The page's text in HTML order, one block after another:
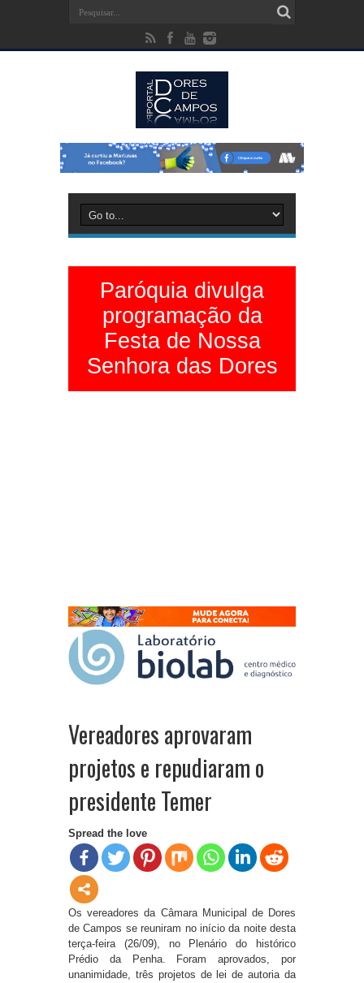
Paróquia divulga
programação da
Festa de Nossa
Senhora das Dores
Vereadores aprovaram
projetos e repudiaram o
presidente Temer
Spread the love
Os vereadores da Câmara Municipal de Dores
de Campos se reuniram no início da noite desta
terça-feira (26/09), no Plenário do histórico
Prédio da Penha. Foram aprovados, por
unanimidade, três projetos de lei de autoria da